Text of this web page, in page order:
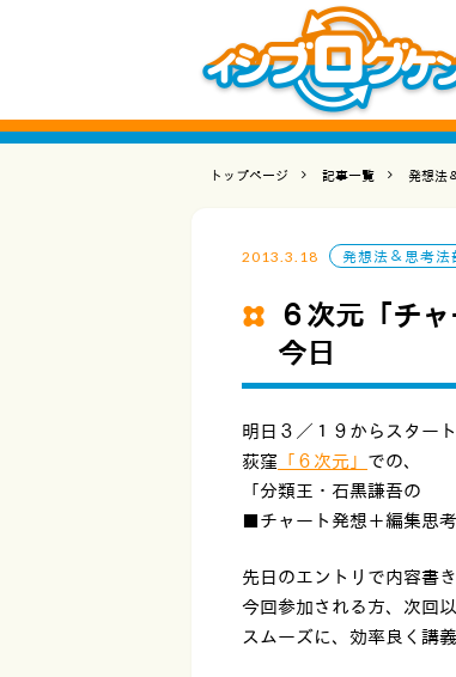
トップページ 記事一覧 発想法
2013.3.18 発想法＆思考法
６次元「チ
今日
明日３／１９からスター
荻窪 「６次元」 での、
「分類王・石黒謙吾の
■チャート発想＋編集思考
先日のエントリで内容書
今回参加される方、次回
スムーズに、効率良く講